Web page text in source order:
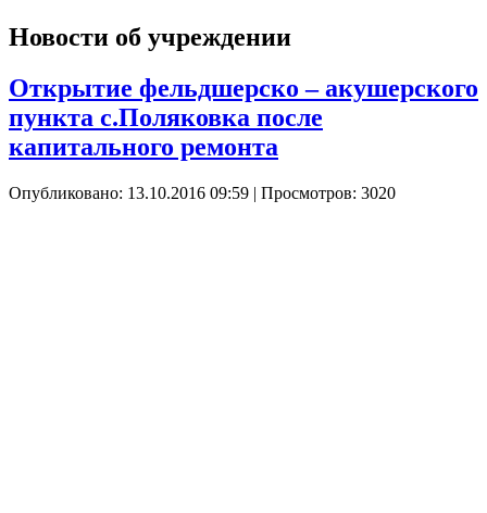
Новости об учреждении
Открытие фельдшерско – акушерского
пункта с.Поляковка после
капитального ремонта
Опубликовано: 13.10.2016 09:59 | Просмотров: 3020